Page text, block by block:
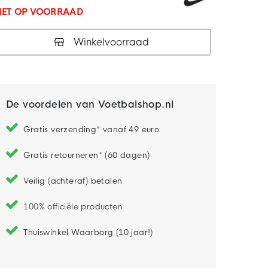
OP VOORRAAD
Winkelvoorraad
De voordelen van Voetbalshop.nl
Gratis verzending* vanaf 49 euro
Gratis retourneren* (60 dagen)
Veilig (achteraf) betalen
100% officiële producten
Thuiswinkel Waarborg (10 jaar!)